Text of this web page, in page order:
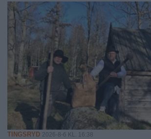
TINGSRYD 2026-8-6 KL. 16:38